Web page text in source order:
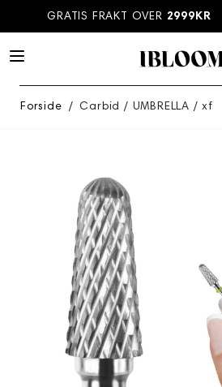
Hopp til innhold
GRATIS FRAKT OVER2999KR
Forside / Carbid / UMBRELLA / xf